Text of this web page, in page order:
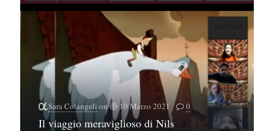
Sara Colangeli on 10 Marzo 2021 0
Il viaggio meraviglioso di Nils